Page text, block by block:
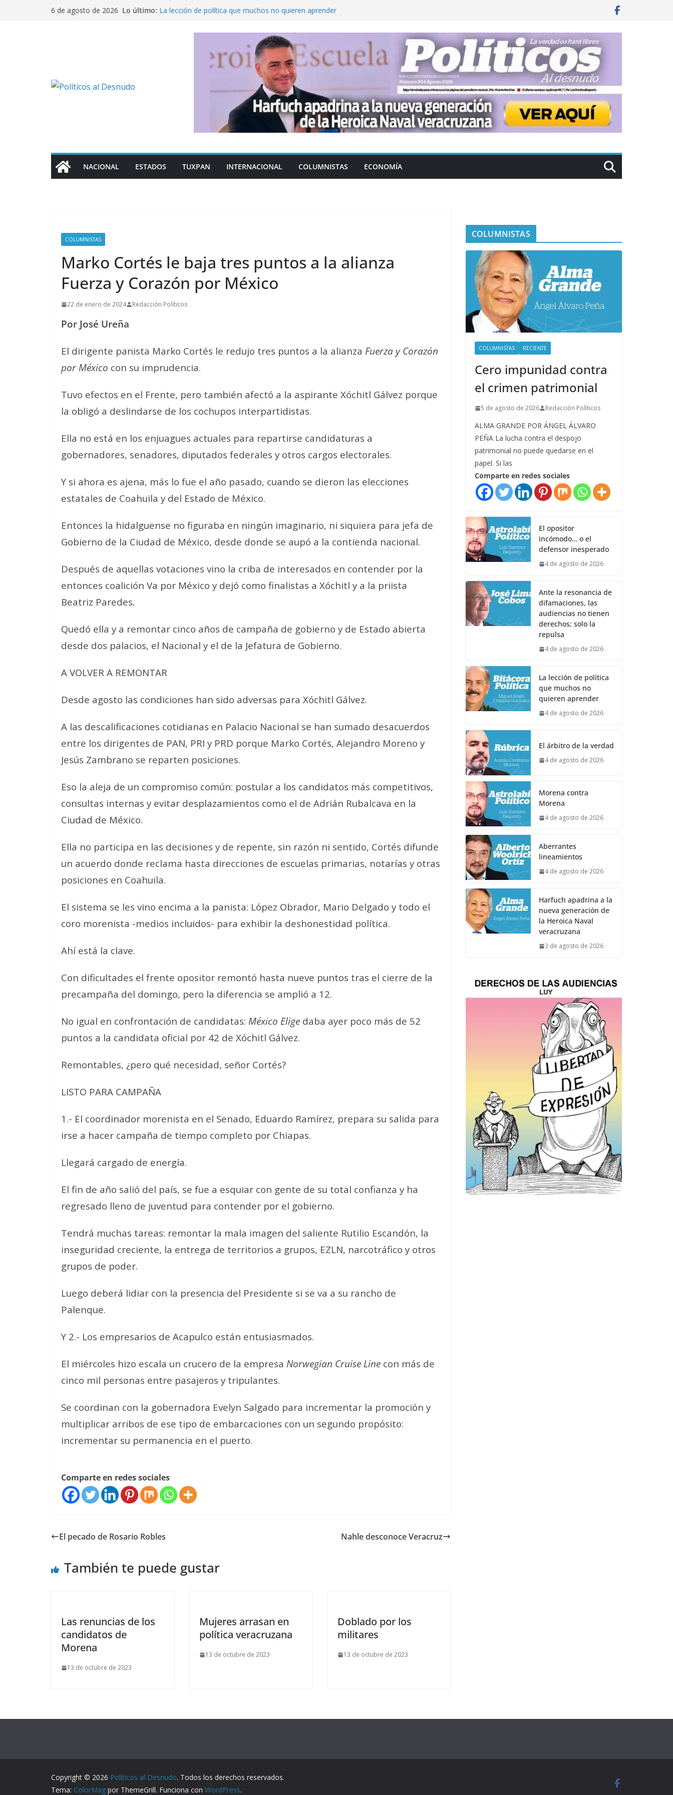
6 de agosto de 2026 Lo último: La lección de política que muchos no quieren aprender
Cero impunidad contra el crimen patrimonial
El opositor incómodo… o el defensor inesperado
Ante la resonancia de difamaciones, las audiencias no tienen
derechos; solo la repulsa
NACIONAL ESTADOS TUXPAN INTERNACIONAL COLUMNISTAS ECONOMÍA
COLUMNISTAS
Marko Cortés le baja tres puntos a la alianza
Fuerza y Corazón por México
22 de enero de 2024 Redacción Políticos
Por José Ureña
El dirigente panista Marko Cortés le redujo tres puntos a la alianza Fuerza y Corazón
por México con su imprudencia.
Tuvo efectos en el Frente, pero también afectó a la aspirante Xóchitl Gálvez porque
la obligó a deslindarse de los cochupos interpartidistas.
Ella no está en los enjuagues actuales para repartirse candidaturas a
gobernadores, senadores, diputados federales y otros cargos electorales.
Y si ahora es ajena, más lo fue el año pasado, cuando se dieron las elecciones
estatales de Coahuila y del Estado de México.
Entonces la hidalguense no figuraba en ningún imaginario, ni siquiera para jefa de
Gobierno de la Ciudad de México, desde donde se aupó a la contienda nacional.
Después de aquellas votaciones vino la criba de interesados en contender por la
entonces coalición Va por México y dejó como finalistas a Xóchitl y a la priista
Beatriz Paredes.
Quedó ella y a remontar cinco años de campaña de gobierno y de Estado abierta
desde dos palacios, el Nacional y el de la Jefatura de Gobierno.
A VOLVER A REMONTAR
Desde agosto las condiciones han sido adversas para Xóchitl Gálvez.
A las descalificaciones cotidianas en Palacio Nacional se han sumado desacuerdos
entre los dirigentes de PAN, PRI y PRD porque Marko Cortés, Alejandro Moreno y
Jesús Zambrano se reparten posiciones.
Eso la aleja de un compromiso común: postular a los candidatos más competitivos,
consultas internas y evitar desplazamientos como el de Adrián Rubalcava en la
Ciudad de México.
Ella no participa en las decisiones y de repente, sin razón ni sentido, Cortés difunde
un acuerdo donde reclama hasta direcciones de escuelas primarias, notarías y otras
posiciones en Coahuila.
El sistema se les vino encima a la panista: López Obrador, Mario Delgado y todo el
coro morenista -medios incluidos- para exhibir la deshonestidad política.
Ahí está la clave.
Con dificultades el frente opositor remontó hasta nueve puntos tras el cierre de la
precampaña del domingo, pero la diferencia se amplió a 12.
No igual en confrontación de candidatas: México Elige daba ayer poco más de 52
puntos a la candidata oficial por 42 de Xóchitl Gálvez.
Remontables, ¿pero qué necesidad, señor Cortés?
LISTO PARA CAMPAÑA
1.- El coordinador morenista en el Senado, Eduardo Ramírez, prepara su salida para
irse a hacer campaña de tiempo completo por Chiapas.
Llegará cargado de energía.
El fin de año salió del país, se fue a esquiar con gente de su total confianza y ha
regresado lleno de juventud para contender por el gobierno.
Tendrá muchas tareas: remontar la mala imagen del saliente Rutilio Escandón, la
inseguridad creciente, la entrega de territorios a grupos, EZLN, narcotráfico y otros
grupos de poder.
Luego deberá lidiar con la presencia del Presidente si se va a su rancho de
Palenque.
Y 2.- Los empresarios de Acapulco están entusiasmados.
El miércoles hizo escala un crucero de la empresa Norwegian Cruise Line con más de
cinco mil personas entre pasajeros y tripulantes.
Se coordinan con la gobernadora Evelyn Salgado para incrementar la promoción y
multiplicar arribos de ese tipo de embarcaciones con un segundo propósito:
incrementar su permanencia en el puerto.
Comparte en redes sociales
El pecado de Rosario Robles Nahle desconoce Veracruz
También te puede gustar
Las renuncias de los
candidatos de
Morena
13 de octubre de 2023
Mujeres arrasan en
política veracruzana
13 de octubre de 2023
Doblado por los
militares
13 de octubre de 2023
COLUMNISTAS
COLUMNISTAS RECIENTE
Cero impunidad contra
el crimen patrimonial
5 de agosto de 2026 Redacción Políticos
ALMA GRANDE POR ÁNGEL ÁLVARO
PEÑA La lucha contra el despojo
patrimonial no puede quedarse en el
papel. Si las
Comparte en redes sociales
El opositor
incómodo… o el
defensor inesperado
4 de agosto de 2026
Ante la resonancia de
difamaciones, las
audiencias no tienen
derechos; solo la
repulsa
4 de agosto de 2026
La lección de política
que muchos no
quieren aprender
4 de agosto de 2026
El árbitro de la verdad
4 de agosto de 2026
Morena contra
Morena
4 de agosto de 2026
Aberrantes
lineamientos
4 de agosto de 2026
Harfuch apadrina a la
nueva generación de
la Heroica Naval
veracruzana
3 de agosto de 2026
Copyright © 2026 Políticos al Desnudo. Todos los derechos reservados.
Tema: ColorMag por ThemeGrill. Funciona con WordPress.